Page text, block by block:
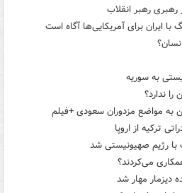
ایران برای آمریکایی‌ها آگاه است
به سوریه
را ندارد؟
به مواضع مزدوران سعودی +فیلم
ترکیه از اروپا
با رژیم صهیونیستی شد
می‌کردند؟
مهار شد